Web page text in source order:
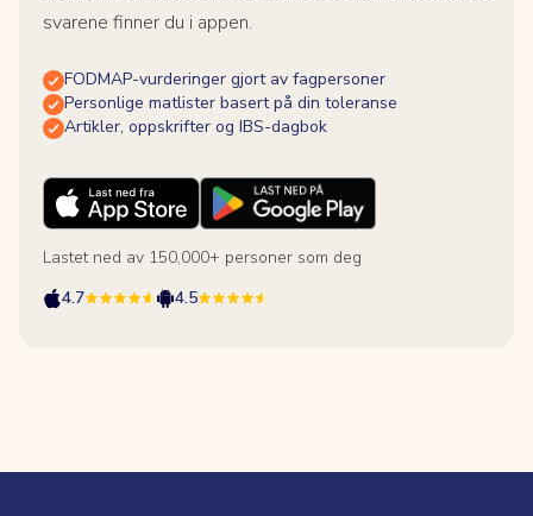
svarene finner du i appen.
FODMAP-vurderinger gjort av fagpersoner
Personlige matlister basert på din toleranse
Artikler, oppskrifter og IBS-dagbok
Lastet ned av 150,000+ personer som deg
4.7
4.5